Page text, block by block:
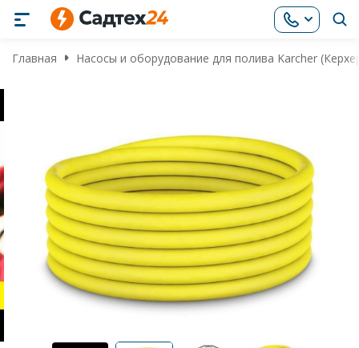
Главная Насосы и оборудование для полива Karcher